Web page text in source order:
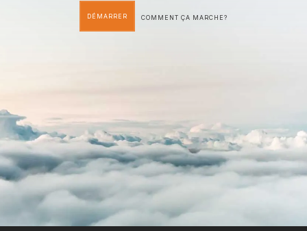
DÉMARRER COMMENT ÇA MARCHE?